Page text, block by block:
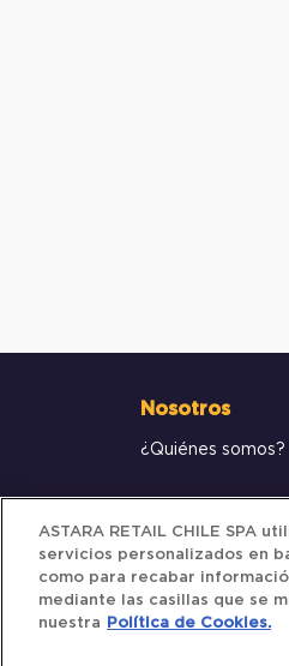
Nosotros
¿Quiénes somos?
ASTARA RETAIL CHILE SPA
servicios personalizados en
como para recabar
mediante las casillas que se
nuestra
Política de Cookies.